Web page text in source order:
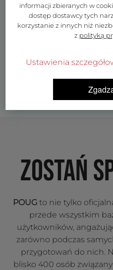
ZOSTAŃ
POUG to nie tylko
przede wszystkim
użytkowników,
zarówno podczas
przygotowań do nich.
blisko 400 osób
informacji zbieranych w
dostęp dostawcy tych
korzystanie z innych niż
z polityką
Ustawienia